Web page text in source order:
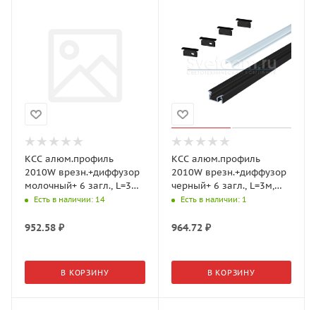
КСС алюм.профиль
2010W врезн.+диффузор
молочный+ 6 загл., L=3м,
Черный 19.143.40.118
Есть в наличии: 14
952.58 ₽
В КОРЗИНУ
КСС алюм.профиль
2010W врезн.+диффузор
черный+ 6 загл., L=3м,
Черный 19.143.40.119
Есть в наличии: 1
964.72₽
В КОРЗИНУ